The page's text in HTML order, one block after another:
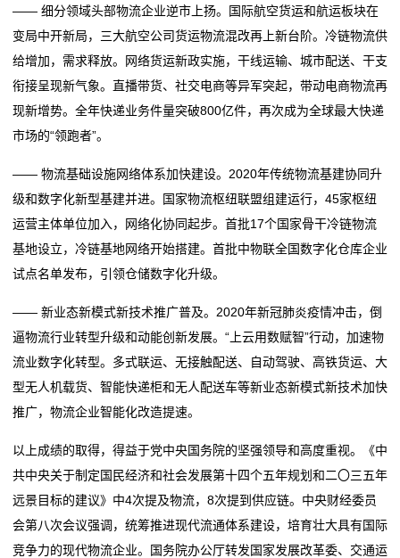
—— 细分领域头部物流企业逆市上扬。国际航空货运和航运板块在
变局中开新局，三大航空公司货运物流混改再上新台阶。冷链物流供
给增加，需求释放。网络货运新政实施，干线运输、城市配送、干支
衔接呈现新气象。直播带货、社交电商等异军突起，带动电商物流再
现新增势。全年快递业务件量突破800亿件，再次成为全球最大快递
市场的“领跑者”。
—— 物流基础设施网络体系加快建设。2020年传统物流基建协同升
级和数字化新型基建并进。国家物流枢纽联盟组建运行，45家枢纽
运营主体单位加入，网络化协同起步。首批17个国家骨干冷链物流
基地设立，冷链基地网络开始搭建。首批中物联全国数字化仓库企业
试点名单发布，引领仓储数字化升级。
—— 新业态新模式新技术推广普及。2020年新冠肺炎疫情冲击，倒
逼物流行业转型升级和动能创新发展。“上云用数赋智”行动，加速物
流业数字化转型。多式联运、无接触配送、自动驾驶、高铁货运、大
型无人机载货、智能快递柜和无人配送车等新业态新模式新技术加快
推广，物流企业智能化改造提速。
以上成绩的取得，得益于党中央国务院的坚强领导和高度重视。《中
共中央关于制定国民经济和社会发展第十四个五年规划和二〇三五年
远景目标的建议》中4次提及物流，8次提到供应链。中央财经委员
会第八次会议强调，统筹推进现代流通体系建设，培育壮大具有国际
竞争力的现代物流企业。国务院办公厅转发国家发展改革委、交通运